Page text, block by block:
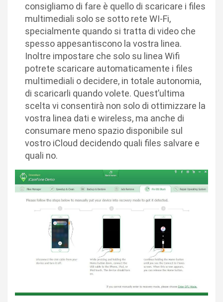
consigliamo di fare è quello di scaricare i files
multimediali solo se sotto rete WI-Fi,
specialmente quando si tratta di video che
spesso appesantiscono la vostra linea.
Inoltre impostare che solo su linea Wifi
potrete scaricare automaticamente i files
multimediali o decidere, in totale autonomia,
di scaricarli quando volete. Quest’ultima
scelta vi consentirà non solo di ottimizzare la
vostra linea dati e wireless, ma anche di
consumare meno spazio disponibile sul
vostro iCloud decidendo quali files salvare e
quali no.